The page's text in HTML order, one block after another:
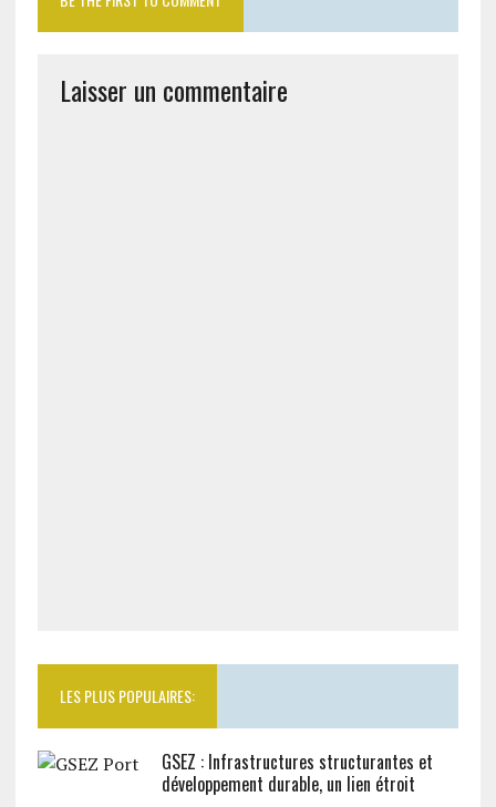
Laisser un commentaire
LES PLUS POPULAIRES:
GSEZ : Infrastructures structurantes et
développement durable, un lien étroit